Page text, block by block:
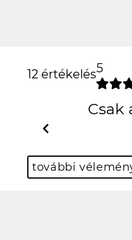
12 értékelés5
Previous
további